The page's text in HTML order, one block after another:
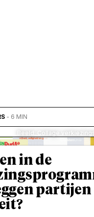
- 6 MIN
Beeld: Collage
in de
partijen